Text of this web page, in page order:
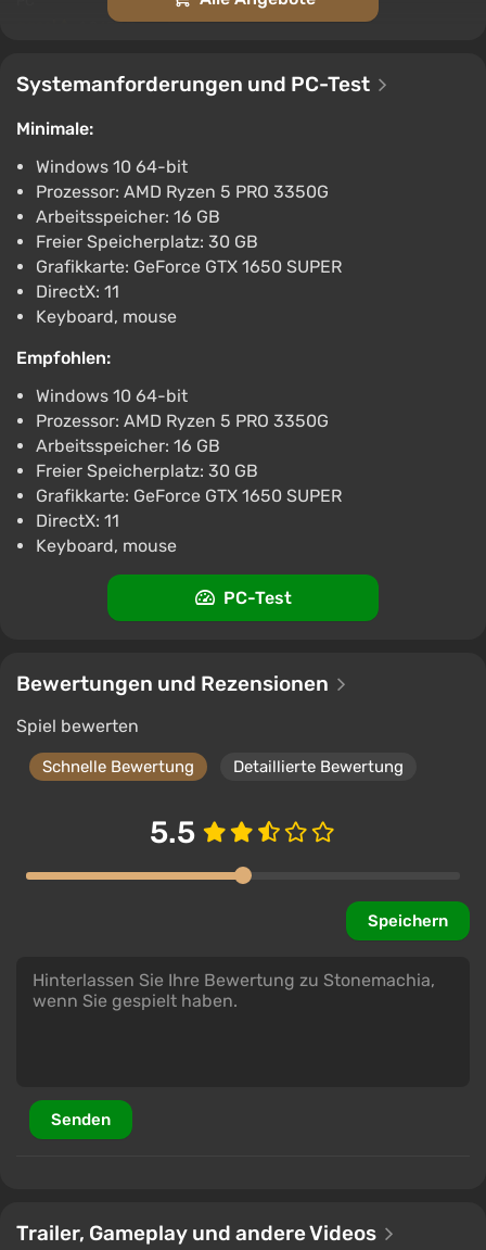
457 Bewertungen
Stonemachia STEAM GIFT AUTODELIVERY
€7.69
ggsel 4.2457 Bewertungen
Unterstützung bei VGTimes
Stonemachia STEAM GIFT AUTO RU+World
€7.7 €8
-2%
PC
ggsel 4.2457 Bewertungen
Unterstützung bei VGTimes
€9.59
ggsel 4.2457 Bewertungen
Unterstützung bei VGTimes
Systemanforderungen und PC-Test
Minimale:
Windows 10 64-bit
Prozessor: AMD Ryzen 5 PRO 3350G
Arbeitsspeicher: 16 GB
Freier Speicherplatz: 30 GB
Grafikkarte: GeForce GTX 1650 SUPER
DirectX: 11
Keyboard, mouse
Empfohlen:
Windows 10 64-bit
Prozessor: AMD Ryzen 5 PRO 3350G
Arbeitsspeicher: 16 GB
Freier Speicherplatz: 30 GB
Grafikkarte: GeForce GTX 1650 SUPER
DirectX: 11
Keyboard, mouse
PC-Test
Bewertungen und Rezensionen
Spiel bewerten
Schnelle Bewertung Detaillierte Bewertung
5.5
Speichern
Senden
Trailer, Gameplay und andere Videos